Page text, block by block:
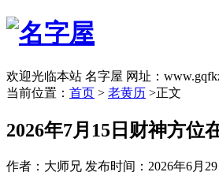
欢迎光临本站 名字屋 网址：
当前位置： 首页 > 老黄历 >正文
2026年7月15日财神方位
作者：大师兄 发布时间：2026年6月